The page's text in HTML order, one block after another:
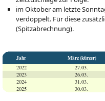
im Oktober am letzte
verdoppelt. Für diese
(Spitzabrechnung).
Jahr März (kürzer)
2022 27.03.
2023
26.03.
2024
31.03.
2025
30.03.